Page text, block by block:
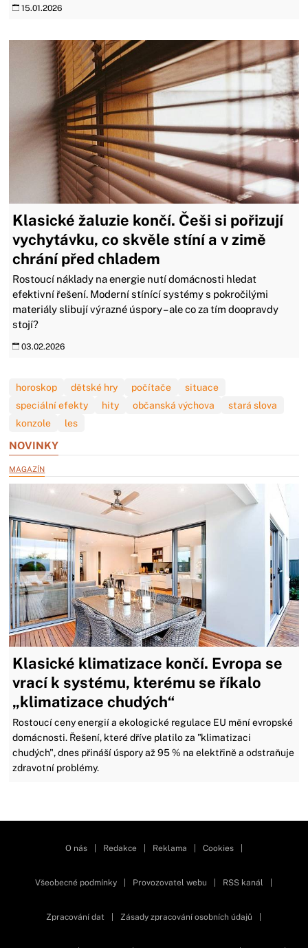
15.01.2026
Klasické žaluzie končí. Češi si pořizují
vychytávku, co skvěle stíní a v zimě
chrání před chladem
Rostoucí náklady na energie nutí domácnosti hledat
efektivní řešení. Moderní stínící systémy s pokročilými
materiály slibují výrazné úspory – ale co za tím doopravdy
stojí?
03.02.2026
horoskop dětské hry počítače
situace
speciální efekty
hity občanská výchova
stará slova
konzole
les
NOVINKY
MAGAZÍN
Klasické klimatizace končí. Evropa se
vrací k systému, kterému se říkalo
„klimatizace chudých“
Rostoucí ceny energií a ekologické regulace EU mění evropské
domácnosti. Řešení, které dříve platilo za "klimatizaci
chudých", dnes přináší úspory až 95 % na elektřině a odstraňuje
zdravotní problémy.
O nás Redakce Reklama Cookies
Všeobecné podmínky Provozovatel webu RSS kanál
Zpracování dat Zásady zpracování osobních údajů